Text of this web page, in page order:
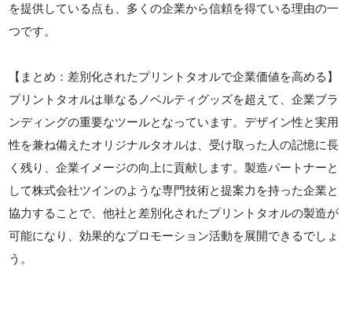
を提供している点も、多くの企業から信頼を得ている理由の一
つです。
【まとめ：差別化されたプリントタオルで企業価値を高める】
プリントタオルは単なるノベルティグッズを超えて、企業ブラ
ンディングの重要なツールとなっています。デザイン性と実用
性を兼ね備えたオリジナルタオルは、受け取った人の記憶に長
く残り、企業イメージの向上に貢献します。製造パートナーと
して株式会社ツインのような専門技術と提案力を持った企業と
協力することで、他社と差別化されたプリントタオルの製造が
可能になり、効果的なプロモーション活動を展開できるでしょ
う。